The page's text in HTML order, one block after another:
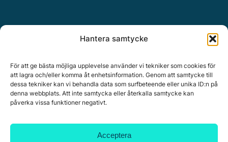
Hantera samtycke
För att ge bästa möjliga upplevelse använder vi tekniker som cookies för
att lagra och/eller komma åt enhetsinformation. Genom att samtycke till
dessa tekniker kan vi behandla data som surfbeteende eller unika ID:n på
denna webbplats. Att inte samtycka eller återkalla samtycke kan
påverka vissa funktioner negativt.
Acceptera
Personuppgiftspolicy
www.citymark.se, Tel. växel 0651-15050,Policy för
datahantering, integritet och cookies.